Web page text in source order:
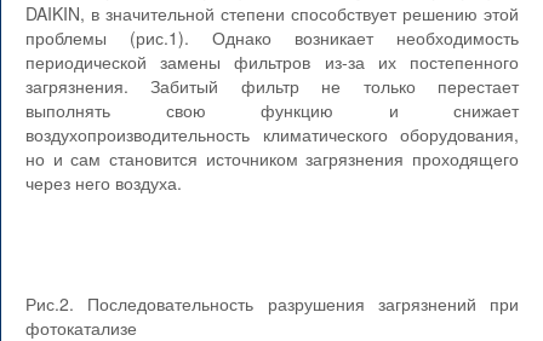
DAIKIN, в значительной степени способствует решению этой
проблемы (рис.1). Однако возникает необходимость
периодической замены фильтров из-за их постепенного
загрязнения. Забитый фильтр не только перестает
выполнять свою функцию и снижает
воздухопроизводительность климатического оборудования,
но и сам становится источником загрязнения проходящего
через него воздуха.
Рис.2. Последовательность разрушения загрязнений при
фотокатализе